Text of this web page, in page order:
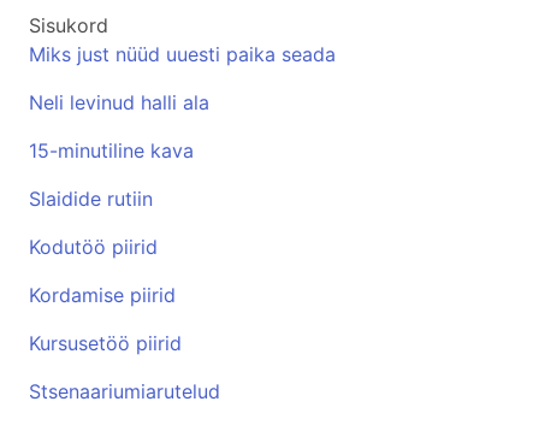
Sisukord
Miks just nüüd uuesti paika seada
Neli levinud halli ala
15-minutiline kava
Slaidide rutiin
Kodutöö piirid
Kordamise piirid
Kursusetöö piirid
Stsenaariumiarutelud